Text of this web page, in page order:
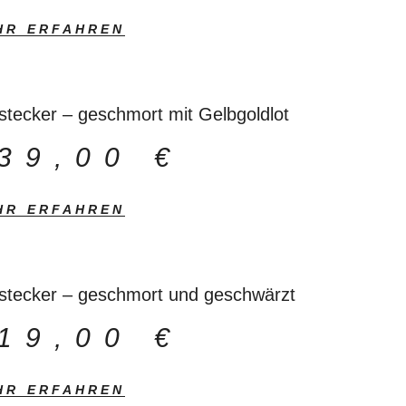
ERFAHREN
– geschmort mit Gelbgoldlot
€
ERFAHREN
– geschmort und geschwärzt
€
ERFAHREN